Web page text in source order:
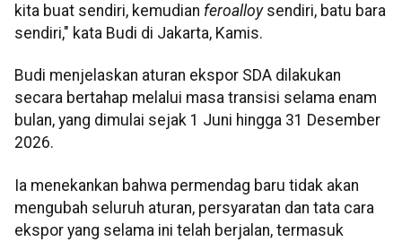
kita buat sendiri, kemudian feroalloysendiri, batu bara
sendiri," kata Budi di Jakarta, Kamis.
Budi menjelaskan aturan ekspor SDA dilakukan
secara bertahap melalui masa transisi selama enam
bulan, yang dimulai sejak 1 Juni hingga 31 Desember
2026.
Ia menekankan bahwa permendag baru tidak akan
mengubah seluruh aturan, persyaratan dan tata cara
ekspor yang selama ini telah berjalan, termasuk